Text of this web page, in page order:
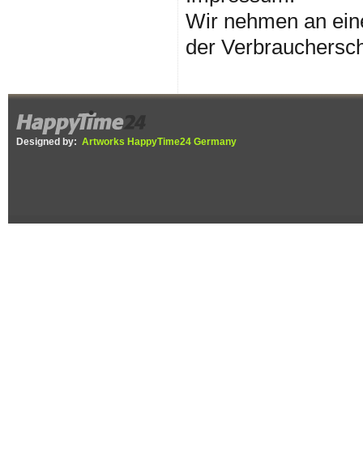
Wir nehmen an
der
Designed by: Artworks HappyTime24 Germany